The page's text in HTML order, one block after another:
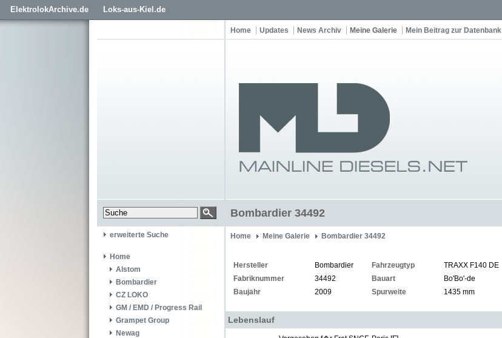
ElektrolokArchive.de Loks-aus-Kiel.de
Home Updates News Archiv Meine Galerie Mein Beitrag zur Datenbank
Bombardier 34492
erweiterte Suche
Home
Alstom
Bombardier
CZ LOKO
GM / EMD / Progress Rail
Grampet Group
Newag
Home Meine Galerie Bombardier 34492
Hersteller Bombardier Fahrzeugtyp
TRAXX F140 DE
Fabriknummer
34492 Bauart
Bo'Bo'-de
Baujahr
2009 Spurweite 1435 mm
Lebenslauf